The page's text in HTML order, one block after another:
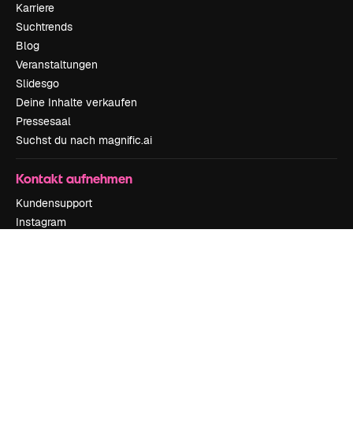
Karriere
Suchtrends
Blog
Veranstaltungen
Slidesgo
Deine Inhalte verkaufen
Pressesaal
Suchst du nach magnific.ai
Kontakt aufnehmen
Kundensupport
Instagram